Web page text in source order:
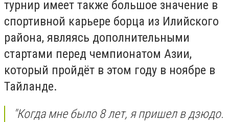
турнир имеет также большое значение в
спортивной карьере борца из Илийского
района, являясь дополнительными
стартами перед чемпионатом Азии,
который пройдёт в этом году в ноябре в
Тайланде.
"Когда мне было 8 лет, я пришел в дзюдо.